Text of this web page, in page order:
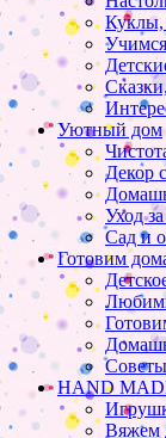
Куклы,
Уютный дом
Декор
Уход
Сад и
Готовим
HAND
Вяжем